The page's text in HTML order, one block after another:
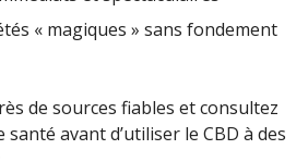
« magiques » sans fondement
de sources fiables et consultez
avant d’utiliser le CBD à des